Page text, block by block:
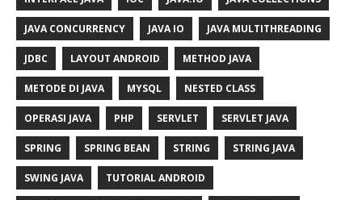
JAVA CONCURRENCY JAVA IO JAVA MULTITHREADING
JDBC LAYOUT ANDROID METHOD JAVA
METODE DI JAVA MYSQL NESTED CLASS
OPERASI JAVA PHP SERVLET SERVLET JAVA
SPRING SPRING BEAN STRING STRING JAVA
SWING JAVA TUTORIAL ANDROID